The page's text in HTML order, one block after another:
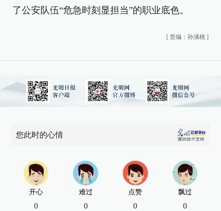
了公安队伍“危急时刻显担当”的职业底色。
[ 责编：孙满桃 ]
您此时的心情
开心
0
难过
0
点赞
0
飘过
0